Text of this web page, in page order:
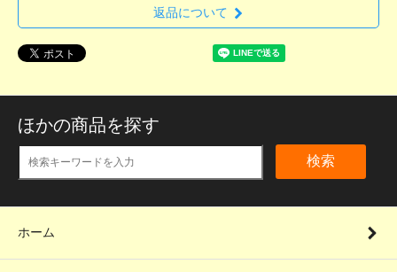
返品について
ほかの商品を探す
検索
ホーム